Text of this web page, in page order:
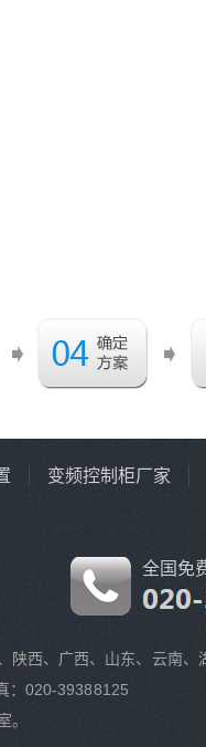
变频控制柜厂家
全国免
西、广西、山东、云南
020-39388125
。